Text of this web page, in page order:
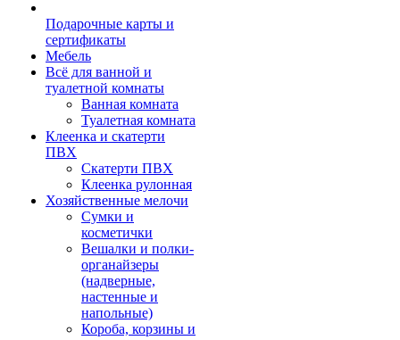
Подарочные карты и
сертификаты
Мебель
Всё для ванной и
туалетной комнаты
Ванная комната
Туалетная комната
Клеенка и скатерти
ПВХ
Скатерти ПВХ
Клеенка рулонная
Хозяйственные мелочи
Сумки и
косметички
Вешалки и полки-
органайзеры
(надверные,
настенные и
напольные)
Короба, корзины и